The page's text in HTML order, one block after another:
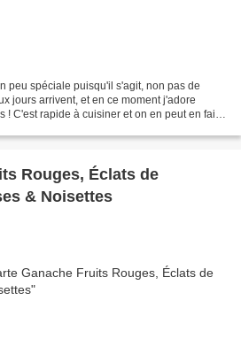
peu spéciale puisqu'il s'agit, non pas de
jours arrivent, et en ce moment j'adore
C'est rapide à cuisiner et on en peut en faire
Rouges, Éclats de
& Noisettes